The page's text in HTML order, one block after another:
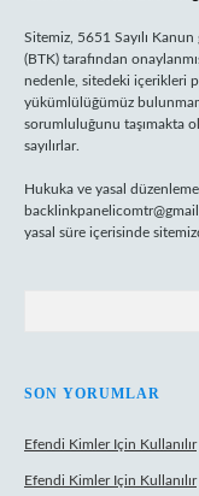
Sitemiz, 5651 Sayılı
(BTK) tarafından
nedenle, sitedeki içerikleri
yükümlülüğümüz
sorumluluğunu taşımakta
sayılırlar.
Hukuka ve yasal
yasal süre içerisinde
SON YORUMLAR
Efendi Kimler Için Kullanılır
Efendi Kimler Için Kullanılır